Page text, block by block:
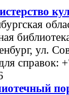
ул.
справок: